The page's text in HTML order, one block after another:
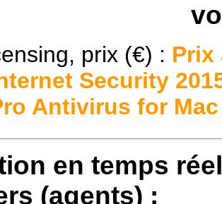
prix (€) : Prix
Security
Antivirus for Mac
en temps
(agents) :